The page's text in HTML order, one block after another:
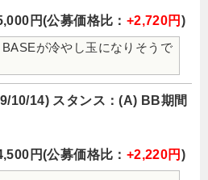
円(公募価格比： +2,720円 )
が冷やし玉になりそうで
10/14) スタンス：(A) BB期間
円(公募価格比： +2,220円 )